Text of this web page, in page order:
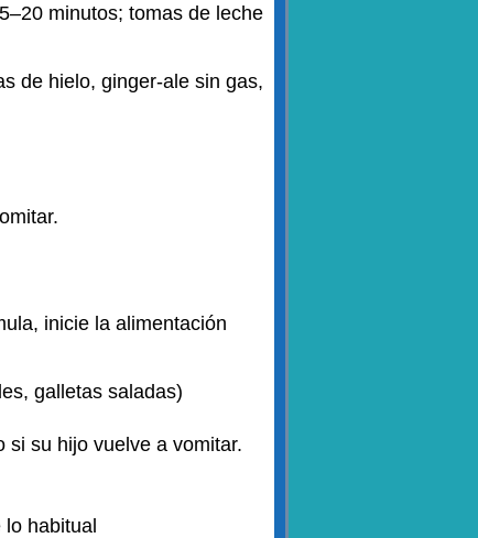
minutos; tomas de leche
de hielo, ginger-ale sin gas,
inicie la alimentación
galletas saladas)
si su hijo vuelve a vomitar.
lo habitual